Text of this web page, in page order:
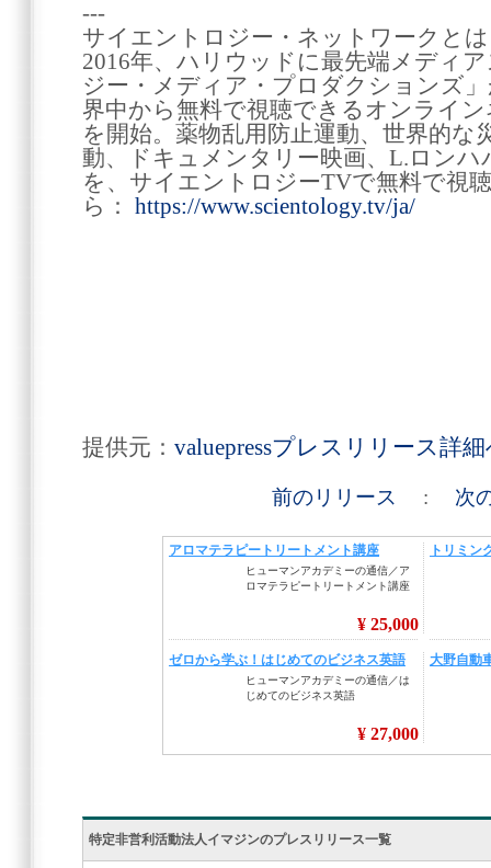
---
サイエントロジー・ネットワークと
2016年、ハリウッドに最先端メディ
ジー・メディア・プロダクションズ
界中から無料で視聴できるオンライ
を開始。薬物乱用防止運動、世界的な
動、ドキュメンタリー映画、L.ロン
を、サイエントロジーTVで無料で視
ら： https://www.scientology.tv/ja/
提供元： valuepressプレスリリース詳
前のリリース : 次
特定非営利活動法人イマジンのプレスリリース一覧